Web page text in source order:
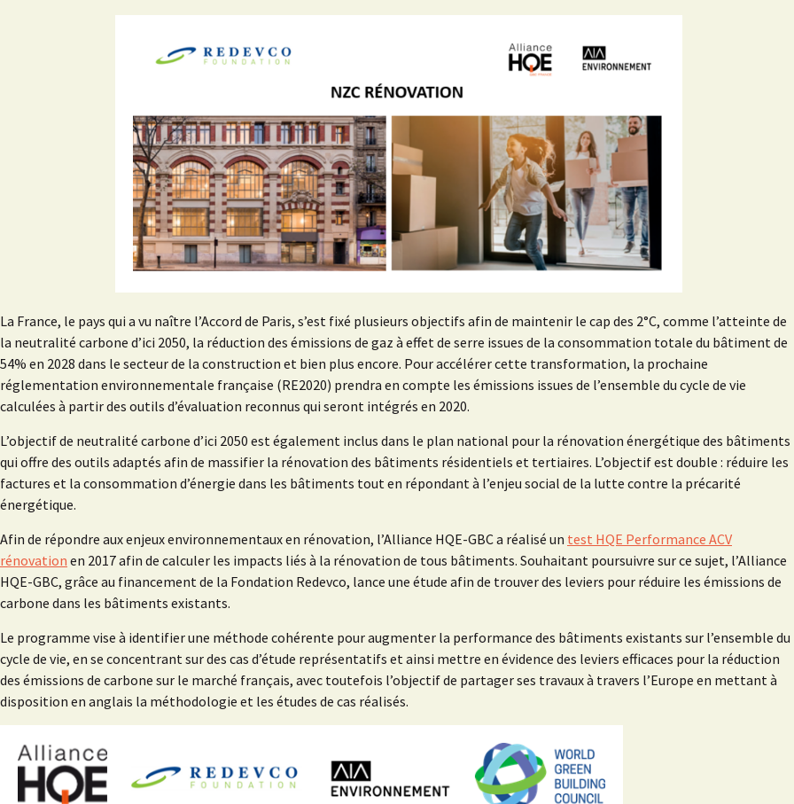
La France, le pays qui a vu naître l’Accord de Paris, s’est fixé plusieurs objectifs afin de maintenir le cap des 2°C, comme l’atteinte de
la neutralité carbone d’ici 2050, la réduction des émissions de gaz à effet de serre issues de la consommation totale du bâtiment de
54% en 2028 dans le secteur de la construction et bien plus encore. Pour accélérer cette transformation, la prochaine
réglementation environnementale française (RE2020) prendra en compte les émissions issues de l’ensemble du cycle de vie
calculées à partir des outils d’évaluation reconnus qui seront intégrés en 2020.
L’objectif de neutralité carbone d’ici 2050 est également inclus dans le plan national pour la rénovation énergétique des bâtiments
qui offre des outils adaptés afin de massifier la rénovation des bâtiments résidentiels et tertiaires. L’objectif est double : réduire les
factures et la consommation d’énergie dans les bâtiments tout en répondant à l’enjeu social de la lutte contre la précarité
énergétique.
Afin de répondre aux enjeux environnementaux en rénovation, l’Alliance HQE-GBC a réalisé un test HQE Performance ACV
rénovation en 2017 afin de calculer les impacts liés à la rénovation de tous bâtiments. Souhaitant poursuivre sur ce sujet, l’Alliance
HQE-GBC, grâce au financement de la Fondation Redevco, lance une étude afin de trouver des leviers pour réduire les émissions de
carbone dans les bâtiments existants.
Le programme vise à identifier une méthode cohérente pour augmenter la performance des bâtiments existants sur l’ensemble du
cycle de vie, en se concentrant sur des cas d’étude représentatifs et ainsi mettre en évidence des leviers efficaces pour la réduction
des émissions de carbone sur le marché français, avec toutefois l’objectif de partager ses travaux à travers l’Europe en mettant à
disposition en anglais la méthodologie et les études de cas réalisés.